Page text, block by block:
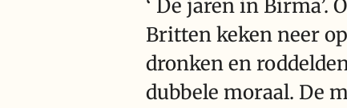
‘ De jaren in
Britten keken neer
dronken en
dubbele moraal. De